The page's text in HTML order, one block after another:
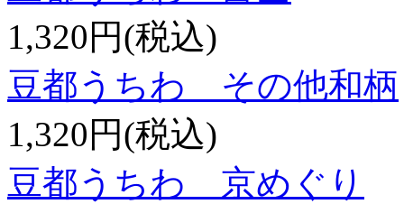
1,320円(税込)
豆都うちわ その他和柄
1,320円(税込)
豆都うちわ 京めぐり